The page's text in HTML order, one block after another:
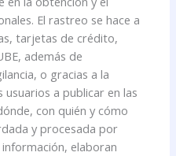
El rastreo se hace a
tarjetas de crédito,
además de
o gracias a la
a publicar en las
con quién y cómo
y procesada por
elaboran